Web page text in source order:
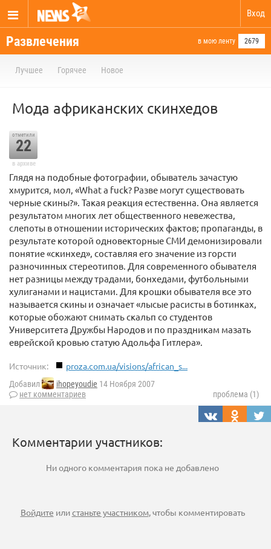
Вход
Развлечения в мою ленту 2679
Лучшее Горячее Новое
Мода африканских скинхедов
отметили
22
в архиве
Глядя на подобные фотографии, обыватель зачастую
хмурится, мол, «What a fuck? Разве могут существовать
черные скины?». Такая реакция естественна. Она является
результатом многих лет общественного невежества,
слепоты в отношении исторических фактов; пропаганды, в
результате которой одновекторные СМИ демонизировали
понятие «скинхед», составляя его значение из горсти
разночинных стереотипов. Для современного обывателя
нет разницы между традами, бонхедами, футбольными
хулиганами и нацистами. Для крошки обывателя все это
называется скины и означает «лысые расисты в ботинках,
которые обожают снимать скальп со студентов
Университета Дружбы Народов и по праздникам мазать
еврейской кровью статую Адольфа Гитлера».
Источник: proza.com.ua/visions/african_s...
Добавил ihopeyoudie 14 Ноября 2007
нет комментариев
проблема (1)
Комментарии участников:
Ни одного комментария пока не добавлено
Войдите илистаньте участником, чтобы комментировать